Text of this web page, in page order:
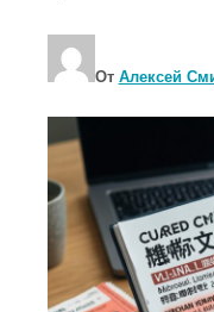
От Алексей